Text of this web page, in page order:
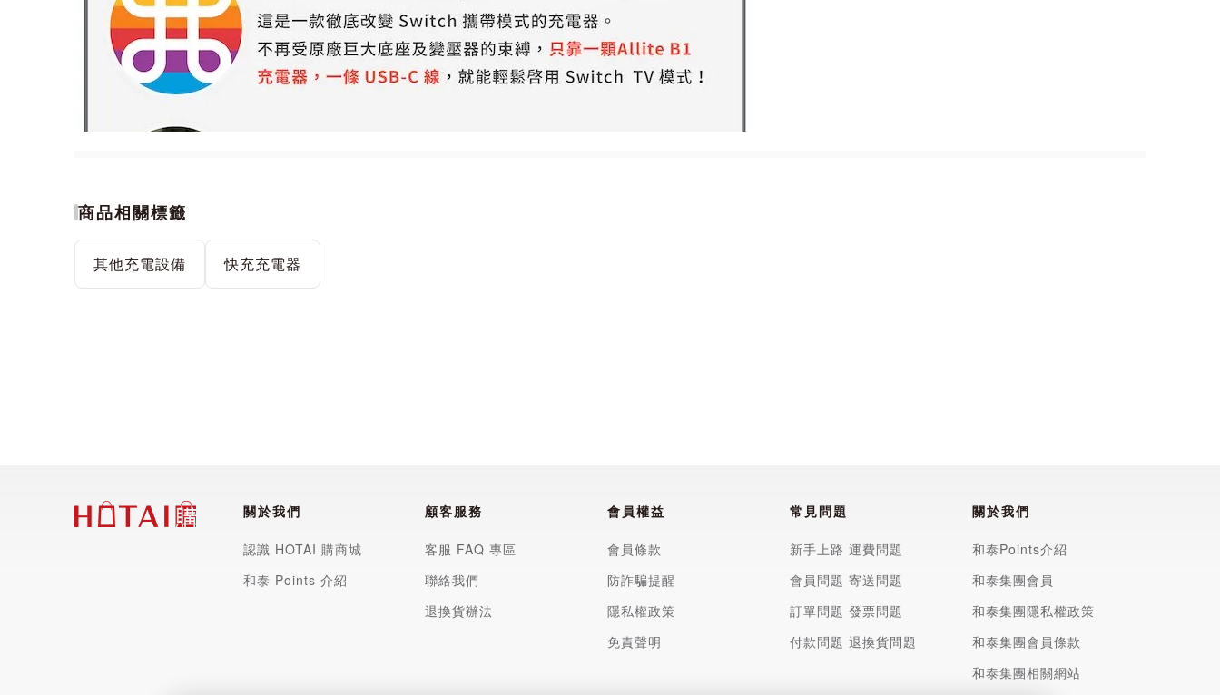
商品相關標籤
其他充電設備 快充充電器
關於我們
認識 HOTAI 購商城
和泰 Points 介紹
顧客服務
客服 FAQ 專區
聯絡我們
退換貨辦法
會員權益
會員條款
防詐騙提醒
隱私權政策
免責聲明
常見問題
新手上路
會員問題
訂單問題
付款問題
運費問題
寄送問題
發票問題
退換貨問題
關於我們
和泰Points介紹
和泰集團會員
和泰集團隱私權政策
和泰集團會員條款
和泰集團相關網站